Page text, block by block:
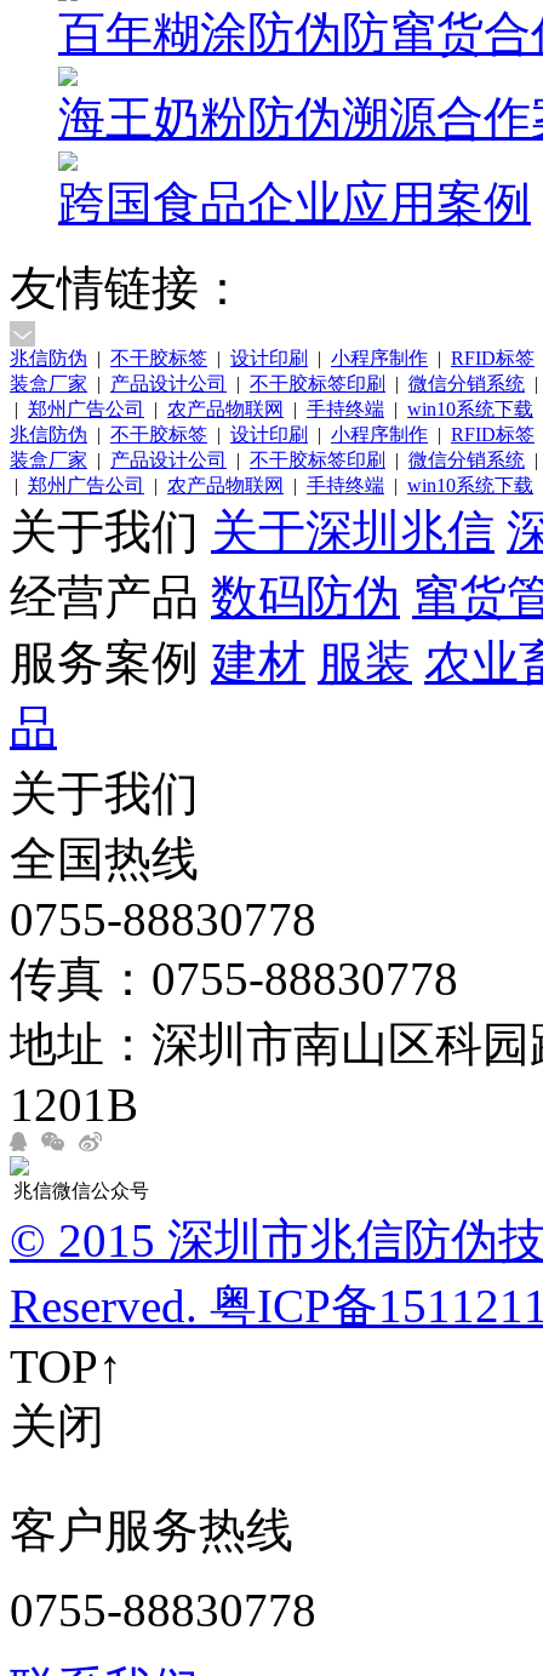
百年糊涂防伪防窜货
海王奶粉防伪溯源合作
跨国食品企业应用案例
友情链接：
兆信防伪 | 不干胶标签 | 设计印刷 | 小程序制作 | RFID标签
装盒厂家 | 产品设计公司 | 不干胶标签印刷 | 微信分销系统 |
| 郑州广告公司 | 农产品物联网 | 手持终端 | win10系统下载
兆信防伪 | 不干胶标签 | 设计印刷 | 小程序制作 | RFID标签
装盒厂家 | 产品设计公司 | 不干胶标签印刷 | 微信分销系统 |
| 郑州广告公司 | 农产品物联网 | 手持终端 | win10系统下载
关于我们 关于深圳兆信
经营产品 数码防伪 窜货
服务案例 建材 服装 农业
品
关于我们
全国热线
0755-88830778
传真：0755-88830778
地址：深圳市南山区科
1201B
兆信微信公众号
© 2015 深圳市兆信防伪
Reserved. 粤ICP备
TOP↑
关闭
客户服务热线
0755-88830778